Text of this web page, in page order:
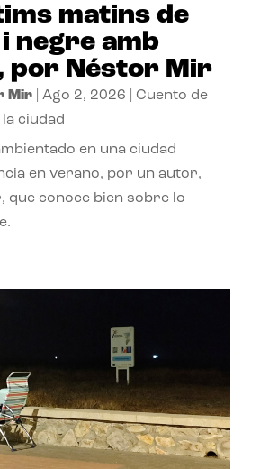
matins de
negre amb
por Néstor Mir
Mir| Ago 2, 2026
Cuento de
la ciudad
en una ciudad
en verano, por un autor,
que conoce bien sobre lo